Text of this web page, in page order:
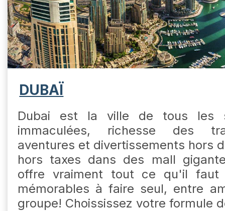
DUBAÏ
Dubai est la ville de tous les
immaculées, richesse des
aventures et divertissements hors
hors taxes dans des mall
offre vraiment tout ce qu'il faut
mémorables à faire seul, entre
groupe! Choississez votre formule